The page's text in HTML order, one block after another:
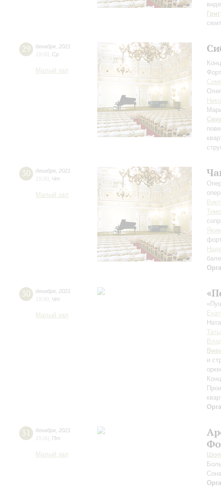
Григ
29 декабря 2021
19:00 Ср
Малый зал
30 декабря 2021
15:00 Чт
Малый зал
30 декабря 2021
19:00 Чт
Малый зал
и
31 декабря 2021
15:00 Пт
Малый зал